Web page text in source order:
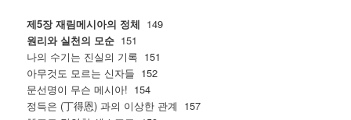
제5장 재림메시아의 정체 149
원리와 실천의 모순 151
나의 수기는 진실의 기록 151
아무것도 모르는 신자들 152
문선명이 무슨 메시아! 154
정득은 (丁得恩) 과의 이상한 관계 157